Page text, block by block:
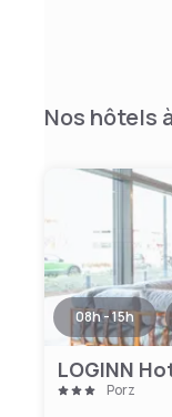
Nos hôtels
08h - 15h
LOGINN
Porz